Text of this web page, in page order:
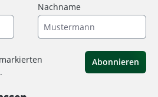
Nachname
Abonnieren